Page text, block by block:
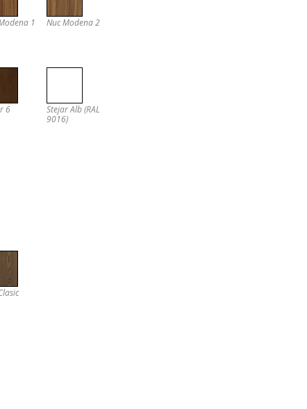
1 Nuc Modena 2
6
Stejar Alb (RAL
9016)